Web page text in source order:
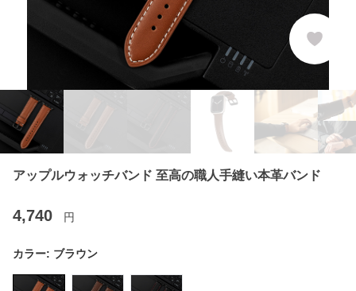
アップルウォッチバンド 至高の職人手縫い本革バンド
4,740 円
カラー: ブラウン